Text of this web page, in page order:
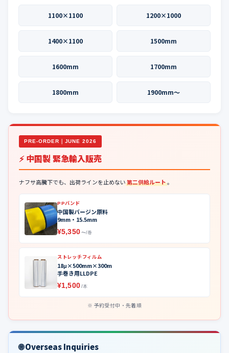
1100×1100 1200×1000
1400×1100 1500mm
1600mm 1700mm
1800mm 1900mm〜
PRE-ORDER｜JUNE 2026
⚡ 中国製 緊急輸入販売
ナフサ高騰下でも、出荷ラインを止めない第二供給ルート。
PPバンド
中国製バージン原料
9mm・15.5mm
¥5,350 〜/巻
ストレッチフィルム
18μ×500mm×300m
手巻き用LLDPE
¥1,500 /本
予約受付中・先着順
🌐 Overseas Inquiries